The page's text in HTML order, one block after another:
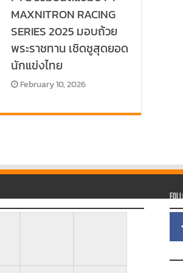
MAXNITRON RACING
SERIES 2025 มอบถ้วย
พระราชทาน เชิดชูสุดยอด
นักแข่งไทย
February 10, 2026